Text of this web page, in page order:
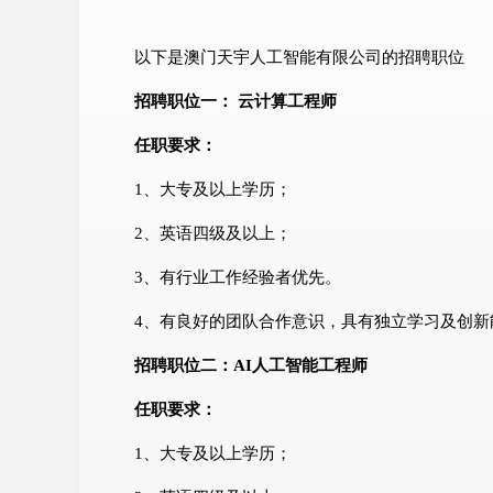
以下是澳门天宇人工智能有限公司的招聘职位
招聘职位一： 云计算工程师
任职要求：
1、大专及以上学历；
2、英语四级及以上；
3、有行业工作经验者优先。
4、有良好的团队合作意识，具有独立学习及创
招聘职位二：AI人工智能工程师
任职要求：
1、大专及以上学历；